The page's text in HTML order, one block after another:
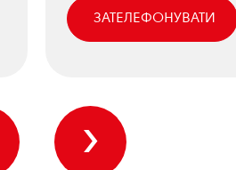
ЗАТЕЛЕФОНУВАТИ
›